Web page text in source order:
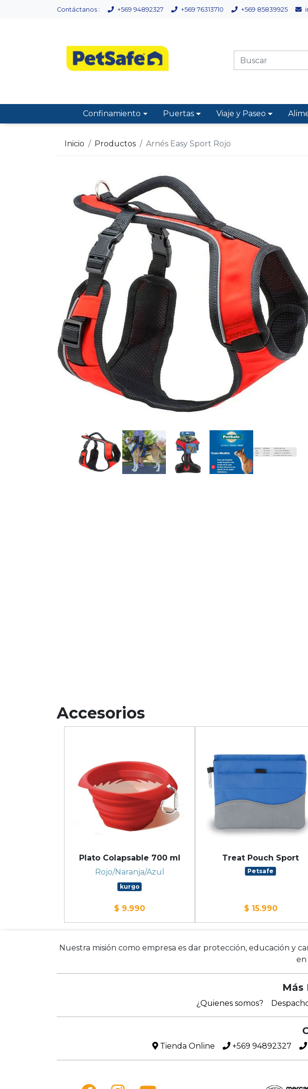
Contáctanos : +569 94892327 +569 76313710 +569 85839925
Confinamiento Puertas Viaje y Paseo
Inicio Productos Arnés Easy Sport Rojo
Accesorios
Plato Colapsable 700 ml
Rojo/Naranja/Azul
kurgo
$ 9.990
Treat Pouch Sport
Petsafe
$ 15.990
Nuestra misión como empresa es dar protección, educación y
en
Más
¿Quienes somos?
Tienda Online +569 94892327